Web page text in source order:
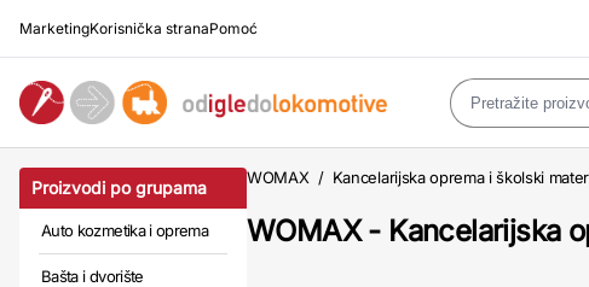
MarketingKorisnička stranaPomoć
Proizvodi po grupama
Auto kozmetika i oprema
Bašta i dvorište
WOMAX / Kancelarijska oprema i školski
WOMAX - Kancelarijska